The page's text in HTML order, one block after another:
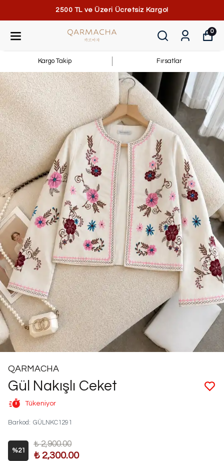
2500 TL ve Üzeri Ücretsiz Kargo!
0
Kargo Takip Fırsatlar
QARMACHA
Gül Nakışlı Ceket
Tükeniyor
Barkod : GÜLNKC1291
%21
₺ 2,900.00
₺ 2,300.00